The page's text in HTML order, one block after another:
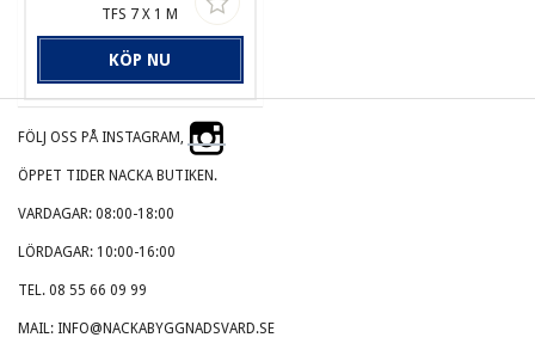
TFS 7 X 1 M
KÖP NU
FÖLJ OSS PÅ INSTAGRAM,
ÖPPET TIDER NACKA BUTIKEN.
VARDAGAR: 08:00-18:00
LÖRDAGAR: 10:00-16:00
TEL. 08 55 66 09 99
MAIL: INFO@NACKABYGGNADSVARD.SE